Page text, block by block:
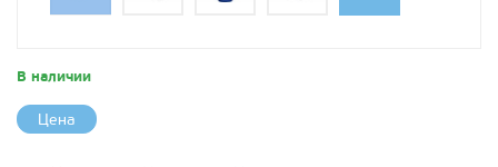
В наличии
Цена